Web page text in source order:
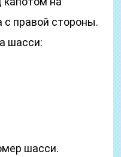
с правой стороны.
шасси:
шасси.